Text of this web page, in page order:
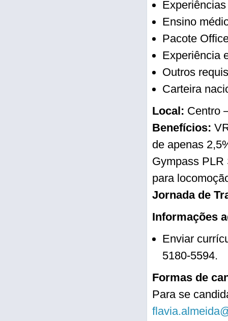
Ensino
Pacote
Experiência
Outros
Carteira
Local: Centro
Benefícios:
de apenas
Gympass PLR
para
Jornada de
Informações
Enviar
5180‑5594.
Formas de
Para se